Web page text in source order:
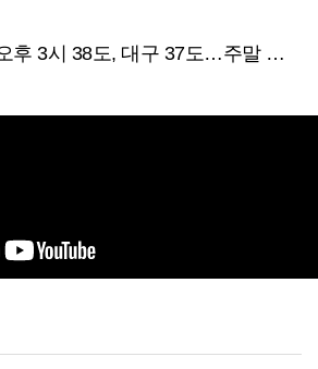
시 38도, 대구 37도…주말 한풀 꺾일까?